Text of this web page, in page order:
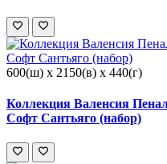
600(ш) x 2150(в) x 440(г)
Коллекция Валенсия
Софт Сантьяго (набор)